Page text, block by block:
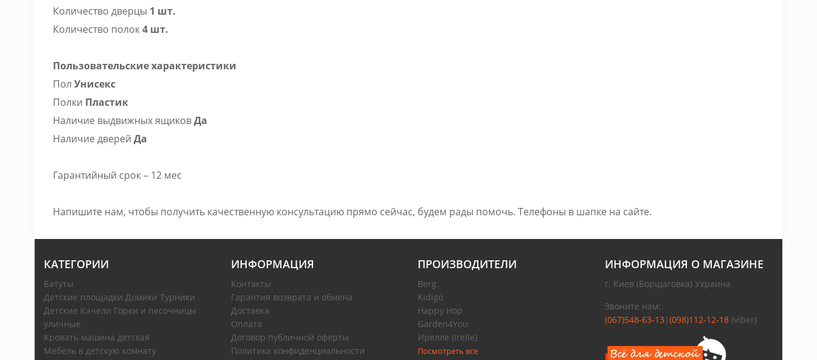
Количество дверцы 1 шт.
Количество полок4 шт.
Пользовательские характеристики
Пол Унисекс
Полки Пластик
Наличие выдвижных ящиковДа
Наличие дверей Да
Гарантийный срок – 12 мес
Напишите нам, чтобы получить качественную консультацию прямо сейчас, будем рады помочь. Телефоны в шапке на сайте.
КАТЕГОРИИ
Батуты
Детские площадки Домики Турники
Детские Качели Горки и песочницы
уличные
Кровать машина детская
Мебель в детскую комнату
ИНФОРМАЦИЯ
Контакты
Гарантия возврата и обмена
Доставка
Оплата
Договор публичной оферты
Политика конфиденциальности
ПРОИЗВОДИТЕЛИ
Berg
Kidigo
Happy Hop
Garden4You
Ирелле (Irelle)
Посмотреть все
ИНФОРМАЦИЯ О МАГАЗИНЕ
г. Киев (Борщаговка) Украина
Звоните нам:
(067)548-63-13| (098)112-12-18(viber)